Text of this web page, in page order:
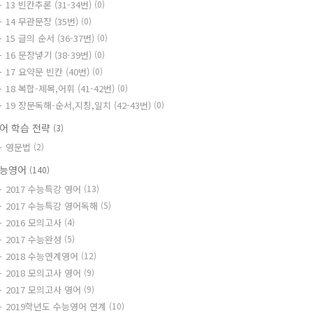
13 빈칸추론 (31-34번) (0)
14 무관문장 (35번) (0)
15 글의 순서 (36-37번) (0)
16 문장넣기 (38-39번) (0)
17 요약문 빈칸 (40번) (0)
18 복합-제목,어휘 (41-42번) (0)
19 장문독해-순서,지칭,일치 (42-43번) (0)
학습 전략 (3)
영문법 (2)
영어 (140)
2017 수능특강 영어 (13)
2017 수능특강 영어독해 (5)
2016 모의고사 (4)
2017 수능완성 (5)
2018 수능연계영어 (12)
2018 모의고사 영어 (9)
2017 모의고사 영어 (9)
2019학년도 수능영어 연계 (10)